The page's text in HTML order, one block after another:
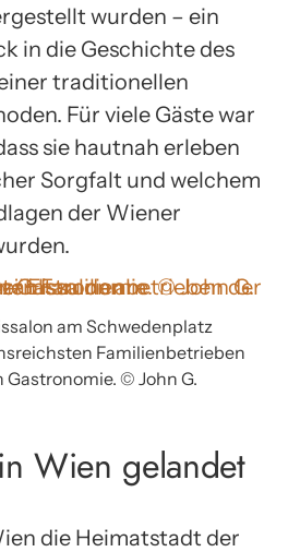
wurden – ein
in die Geschichte des
traditionellen
Für viele Gäste war
sie hautnah erleben
Sorgfalt und welchem
der Wiener
am Schwedenplatz
Familienbetrieben
© John G.
Wien gelandet
die Heimatstadt der